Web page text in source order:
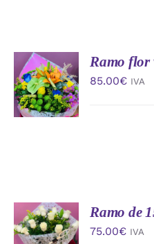
AÑADIR
AL
CARRITO
/
DETALLES
Ramo flor
85.00€ IVA
AÑADIR
AL
CARRITO
Ramo de
75.00€ IVA